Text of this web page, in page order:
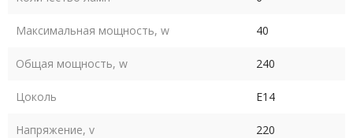
Максимальная мощность, w 40
Общая мощность, w 240
Цоколь E14
Напряжение, v 220